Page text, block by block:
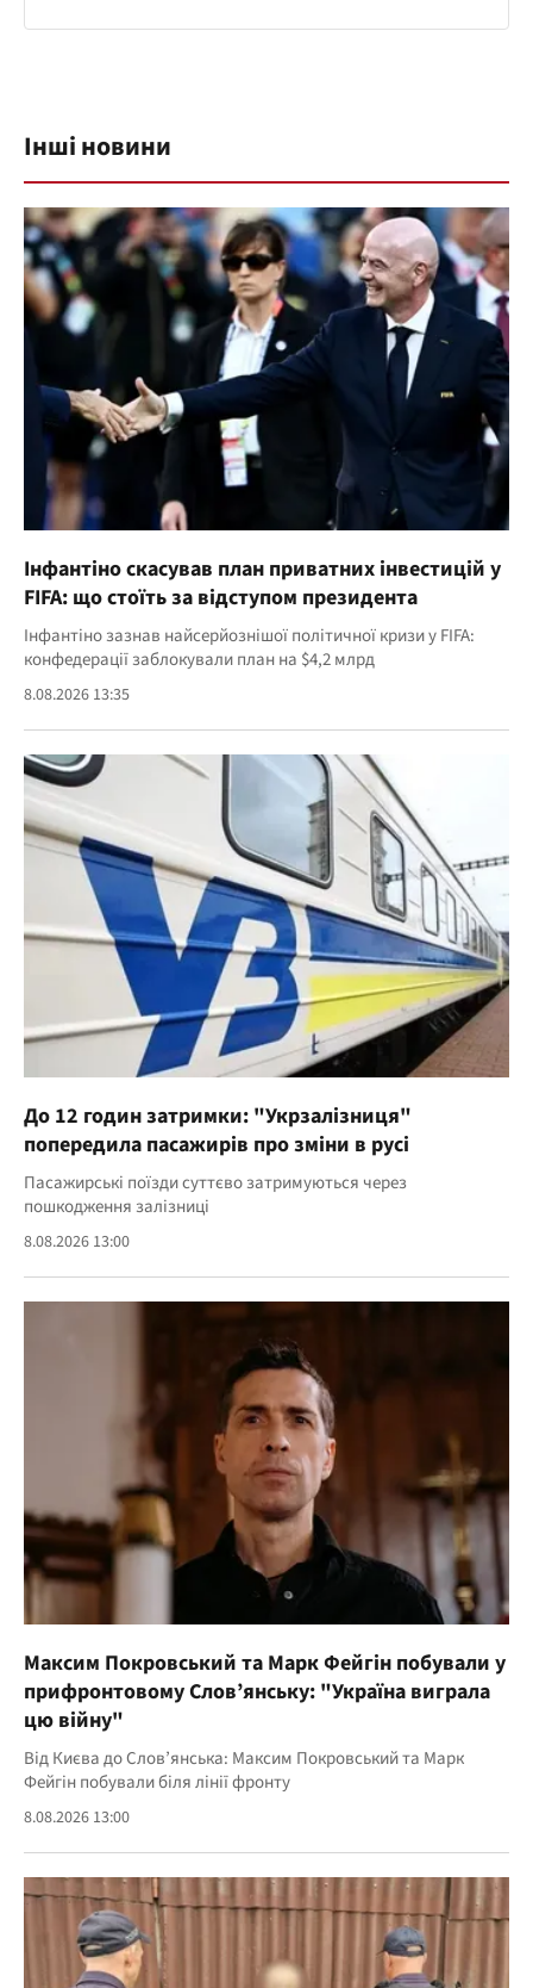
Інші новини
Інфантіно скасував план приватних інвестицій у
FIFA: що стоїть за відступом президента
Інфантіно зазнав найсерйознішої політичної кризи у FIFA:
конфедерації заблокували план на $4,2 млрд
8.08.2026 13:35
До 12 годин затримки: "Укрзалізниця"
попередила пасажирів про зміни в русі
Пасажирські поїзди суттєво затримуються через
пошкодження залізниці
8.08.2026 13:00
Максим Покровський та Марк Фейгін побували у
прифронтовому Слов’янську: "Україна виграла
цю війну"
Від Києва до Слов’янська: Максим Покровський та Марк
Фейгін побували біля лінії фронту
8.08.2026 13:00